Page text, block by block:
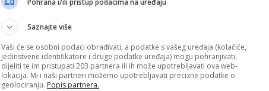
FACE TV
Sejfo Šehović: “2026. godina donijela mi je
Pohrana i/ili pristup podacima na uređaju
Saznajte više
Vaši će se osobni podaci obrađivati, a podatke s vašeg uređaja (kolačiće,
jedinstvene identifikatore i druge podatke uređaja) mogu pohranjivati,
dijeliti te im pristupati 203 partnera ili ih može upotrebljavati ova web-
lokacija. Mi i naši partneri možemo upotrebljavati precizne podatke o
geolociranju. Popis partnera.